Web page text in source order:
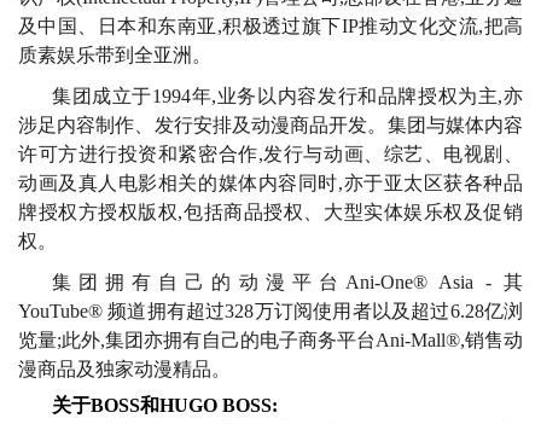
及中国、日本和东南亚,积极透过旗下IP推动文化交流,把高
质素娱乐带到全亚洲。
集团成立于1994年,业务以内容发行和品牌授权为主,亦
涉足内容制作、发行安排及动漫商品开发。集团与媒体内容
许可方进行投资和紧密合作,发行与动画、综艺、电视剧、
动画及真人电影相关的媒体内容同时,亦于亚太区获各种品
牌授权方授权版权,包括商品授权、大型实体娱乐权及促销
权。
集团拥有自己的动漫平台 Ani-One® Asia -其
YouTube®频道拥有超过328万订阅使用者以及超过6.28亿浏
览量;此外,集团亦拥有自己的电子商务平台Ani-Mall®,销售动
漫商品及独家动漫精品。
关于BOSS和HUGO BOSS: